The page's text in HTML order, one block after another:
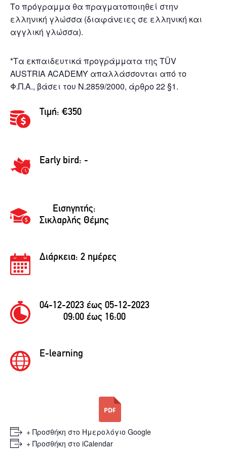
Το πρόγραμμα θα πραγματοποιηθεί στην
ελληνική γλώσσα (διαφάνειες σε ελληνική και
αγγλική γλώσσα).
*Τα εκπαιδευτικά προγράμματα της TÜV
AUSTRIA ACADEMY απαλλάσσονται από το
Φ.Π.Α., βάσει του Ν.2859/2000, άρθρο 22 §1.
Τιμή: €350
Early bird: -
Εισηγητής:
Σικλαρλής Θέμης
Διάρκεια: 2 ημέρες
04-12-2023 έως 05-12-2023
09:00 έως 16:00
E-learning
+ Προσθήκη στο Ημερολόγιο Google
+ Προσθήκη στο iCalendar